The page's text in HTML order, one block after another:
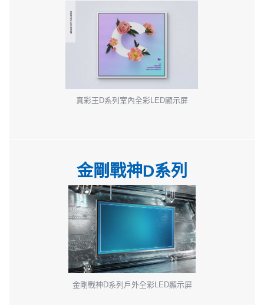
真彩王D系列室內全彩LED顯示屏
金剛戰神D系列
金剛戰神D系列戶外全彩LED顯示屏